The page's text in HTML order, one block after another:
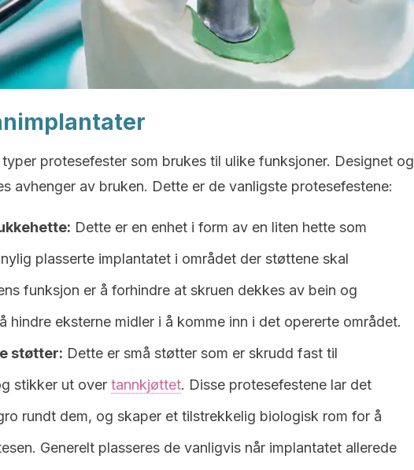
protesefester som brukes til ulike funksjoner. Designet og
avhenger av bruken. Dette er de vanligste protesefestene:
Dette er en enhet i form av en liten hette som
plasserte implantatet i området der støttene skal
funksjon er å forhindre at skruen dekkes av bein og
hindre eksterne midler i å komme inn i det opererte området.
støtter: Dette er små støtter som er skrudd fast til
stikker ut over tannkjøttet. Disse protesefestene lar det
rundt dem, og skaper et tilstrekkelig biologisk rom for å
Generelt plasseres de vanligvis når implantatet allerede